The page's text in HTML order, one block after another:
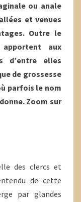
ou anale
et venues
Outre le
aux
d’entre elles
de grossesse
parfois le nom
Zoom sur
des clercs et
de cette
par glandes